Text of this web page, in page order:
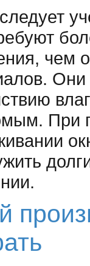
чем
При